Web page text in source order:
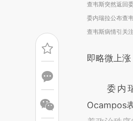
查韦斯突然返回
委内瑞拉公布查
查韦斯病情引关注
即略微上
委内瑞
Ocampos